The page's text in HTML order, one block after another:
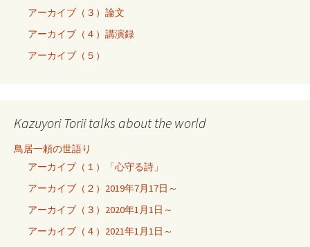
アーカイブ（３）論文
アーカイブ（４）講演録
アーカイブ（５）
Kazuyori Torii talks about the world
鳥居一頼の世語り
アーカイブ（１）「心守る詩」
アーカイブ（２）2019年7月17日～
アーカイブ（３）2020年1月1日～
アーカイブ（４）2021年1月1日～